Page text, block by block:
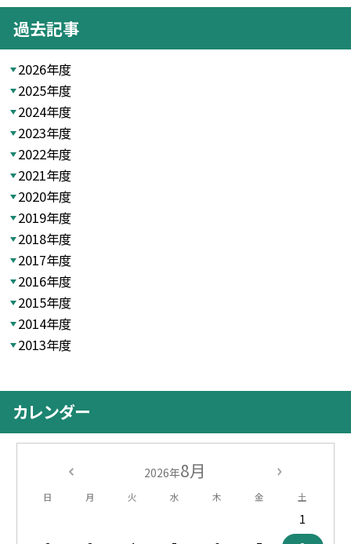
過去記事
2026年度
2025年度
2024年度
2023年度
2022年度
2021年度
2020年度
2019年度
2018年度
2017年度
2016年度
2015年度
2014年度
2013年度
カレンダー
2026年8月
日 月 火 水 木 金 土
1